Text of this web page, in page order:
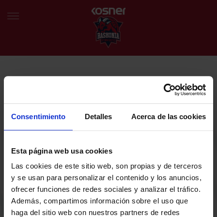
Consentimiento Detalles Acerca de las cookies
Esta página web usa cookies
Las cookies de este sitio web, son propias y de terceros
y se usan para personalizar el contenido y los anuncios,
ofrecer funciones de redes sociales y analizar el tráfico.
Además, compartimos información sobre el uso que
haga del sitio web con nuestros partners de redes
BERRIAK
SARRERAK
ABONATUAK
EGUTEGIA
Egin bat gure harmaila birtualarekin eta izan lehena klubaren
azken albiste eta promozioen berri izaten.
Baskoniaren Pribatutasun politika irakurri eta onartzen dut eta
Baskoniaren jarduerei, produktuei, zerbitzuei, lehiaketei, eskaintzei
eta/edo sustapenei buruzko komunikazio elektronikoak jaso nahi ditut.
DENDA OFIZIALA BASKONIA
SARRERAK